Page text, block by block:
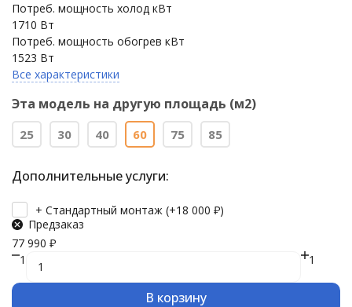
Потреб. мощность холод кВт
1710 Вт
Потреб. мощность обогрев кВт
1523 Вт
Все характеристики
Эта модель на другую площадь (м2)
25 30 40 60 75 85
Дополнительные услуги:
+ Стандартный монтаж (+18 000 ₽)
Предзаказ
77 990 ₽
1
1
В корзину